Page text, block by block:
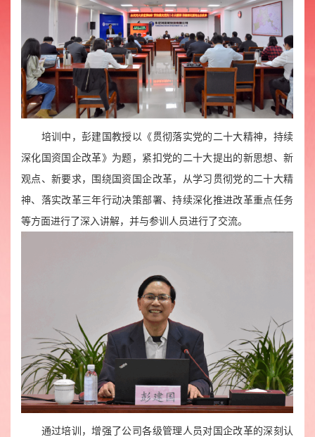
培训中，彭建国教授以《贯彻落实党的二十大精神，持续
深化国资国企改革》为题，紧扣党的二十大提出的新思想、新
观点、新要求，围绕国资国企改革，从学习贯彻党的二十大精
神、落实改革三年行动决策部署、持续深化推进改革重点任务
等方面进行了深入讲解，并与参训人员进行了交流。
通过培训，增强了公司各级管理人员对国企改革的深刻认